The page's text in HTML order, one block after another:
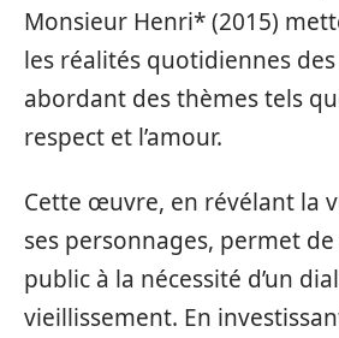
Monsieur Henri* (2015)
les réalités quotidiennes
abordant des thèmes tels
respect et l’amour.
Cette œuvre, en révélant la
ses personnages, permet
public à la nécessité d’un
vieillissement. En